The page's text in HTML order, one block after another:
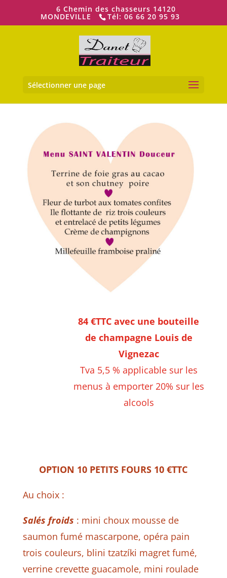
Ouvrir
6 Chemin des chasseurs 14120
MONDEVILLE Tél: 06 66 20 95 93
Sélectionner une page
84 €TTC avec une bouteille
de champagne Louis de
Vignezac
Tva 5,5 % applicable sur les
menus à emporter 20% sur les
alcools
OPTION 10 PETITS FOURS 10 €TTC
Au choix :
Salés froids : mini choux mousse de
saumon fumé mascarpone, opéra pain
trois couleurs, blini tzatzíki magret fumé,
verrine crevette guacamole, mini roulade